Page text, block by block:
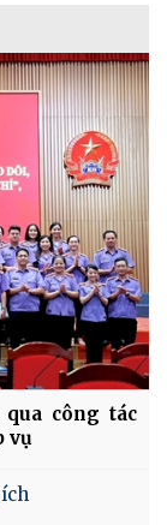
công tác
vụ